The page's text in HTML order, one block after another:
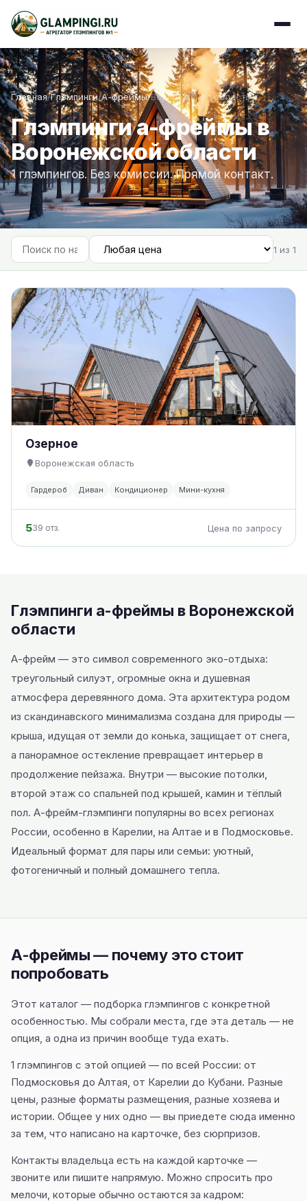
Главная/Глэмпинги/А-фреймы/Воронежская область
Глэмпинги а-фреймы в
Воронежской области
1 глэмпингов. Без комиссии. Прямой контакт.
1 из 1
Озерное
Воронежская область
Гардероб Диван Кондиционер Мини-кухня
539 отз. Цена по запросу
Глэмпинги а-фреймы в Воронежской
области
А-фрейм — это символ современного эко-отдыха:
треугольный силуэт, огромные окна и душевная
атмосфера деревянного дома. Эта архитектура родом
из скандинавского минимализма создана для природы —
крыша, идущая от земли до конька, защищает от снега,
а панорамное остекление превращает интерьер в
продолжение пейзажа. Внутри — высокие потолки,
второй этаж со спальней под крышей, камин и тёплый
пол. А-фрейм-глэмпинги популярны во всех регионах
России, особенно в Карелии, на Алтае и в Подмосковье.
Идеальный формат для пары или семьи: уютный,
фотогеничный и полный домашнего тепла.
А-фреймы — почему это стоит
попробовать
Этот каталог — подборка глэмпингов с конкретной
особенностью. Мы собрали места, где эта деталь — не
опция, а одна из причин вообще туда ехать.
1 глэмпингов с этой опцией — по всей России: от
Подмосковья до Алтая, от Карелии до Кубани. Разные
цены, разные форматы размещения, разные хозяева и
истории. Общее у них одно — вы приедете сюда именно
за тем, что написано на карточке, без сюрпризов.
Контакты владельца есть на каждой карточке —
звоните или пишите напрямую. Можно спросить про
мелочи, которые обычно остаются за кадром: